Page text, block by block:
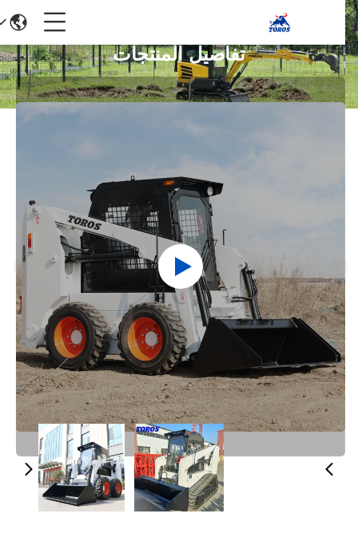
تفاصيل المنتجات